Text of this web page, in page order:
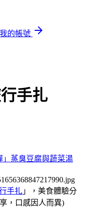
我的帳號
手扎
」蒸臭豆腐與蔬菜湯
手扎 」，美食體驗分
，口感因人而異)